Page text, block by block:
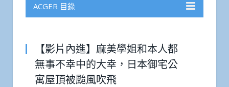
ACGER 目錄
【影片內進】麻美學姐和本人都
無事不幸中的大幸，日本御宅公
寓屋頂被颱風吹飛